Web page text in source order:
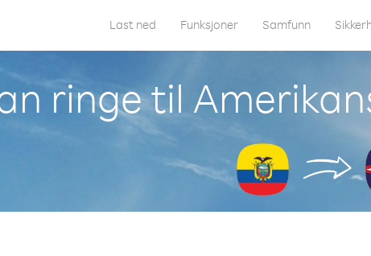
Last ned Funksjoner Samfunn
ringe til